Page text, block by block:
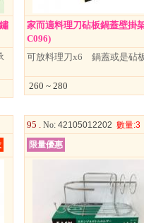
家而適料理刀砧板鍋蓋壁掛
C096)
可放料理刀x6 鍋蓋或是砧
260 ~ 280
95 . No: 42105012202 數量:3
限量優惠